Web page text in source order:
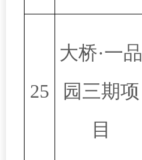
25
大桥·一品
园三期项
目